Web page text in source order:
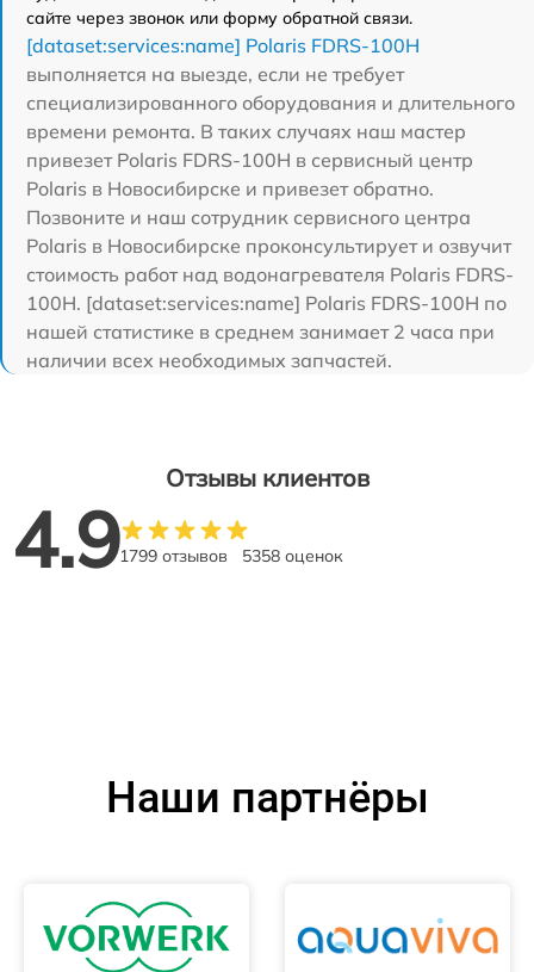
сайте через звонок или форму обратной связи.
[dataset:services:name] Polaris FDRS-100H
выполняется на выезде, если не требует
специализированного оборудования и длительного
времени ремонта. В таких случаях наш мастер
привезет Polaris FDRS-100H в сервисный центр
Polaris в Новосибирске и привезет обратно.
Позвоните и наш сотрудник сервисного центра
Polaris в Новосибирске проконсультирует и озвучит
стоимость работ над водонагревателя Polaris FDRS-
100H. [dataset:services:name] Polaris FDRS-100H по
нашей статистике в среднем занимает 2 часа при
наличии всех необходимых запчастей.
Отзывы клиентов
4.91799 отзывов 5358 оценок
Наши партнёры